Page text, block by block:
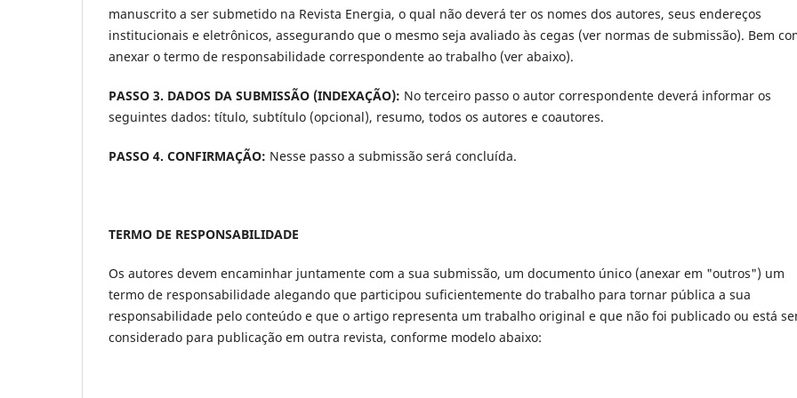
manuscrito a ser submetido na Revista Energia, o qual não deverá ter os nomes dos autores, seus endereços
institucionais e eletrônicos, assegurando que o mesmo seja avaliado às cegas (ver normas de submissão). Bem
anexar o termo de responsabilidade correspondente ao trabalho (ver abaixo).
PASSO 3. DADOS DA SUBMISSÃO (INDEXAÇÃO): No terceiro passo o autor correspondente deverá informar os
seguintes dados: título, subtítulo (opcional), resumo, todos os autores e coautores.
PASSO 4. CONFIRMAÇÃO: Nesse passo a submissão será concluída.
TERMO DE RESPONSABILIDADE
Os autores devem encaminhar juntamente com a sua submissão, um documento único (anexar em "outros") um
termo de responsabilidade alegando que participou suficientemente do trabalho para tornar pública a sua
responsabilidade pelo conteúdo e que o artigo representa um trabalho original e que não foi publicado ou está
considerado para publicação em outra revista, conforme modelo abaixo: